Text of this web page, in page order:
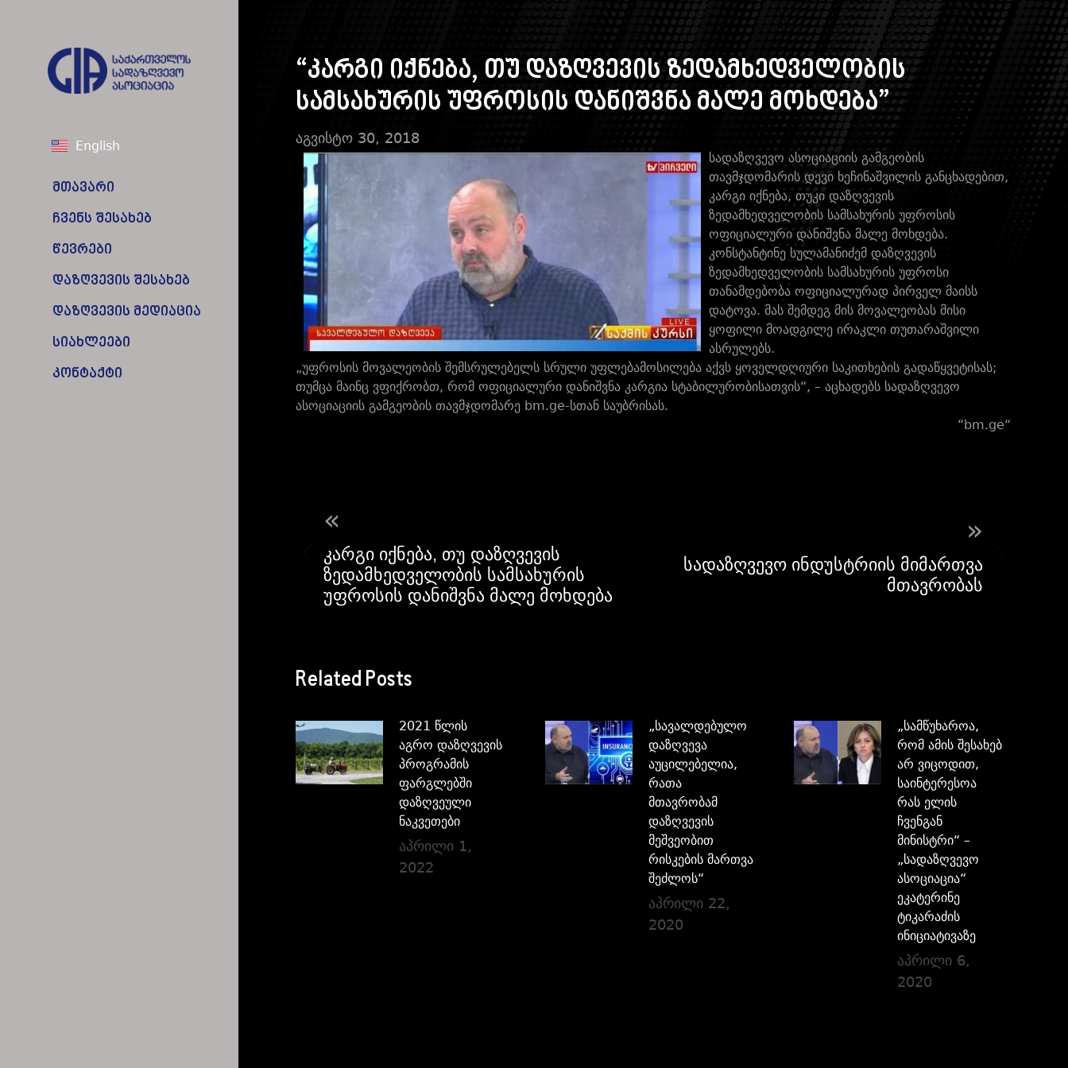
“კარგი იქნება, თუ დაზღვევის ზედამხედველობის
სამსახურის უფროსის დანიშვნა მალე მოხდება”
აგვისტო 30, 2018
სადაზღვევო ასოციაციის გამგეობის
თავმჯდომარის დევი ხეჩინაშვილის განცხადებით,
კარგი იქნება, თუკი დაზღვევის
ზედამხედველობის სამსახურის უფროსის
ოფიციალური დანიშვნა მალე მოხდება.
კონსტანტინე სულამანიძემ დაზღვევის
ზედამხედველობის სამსახურის უფროსი
თანამდებობა ოფიციალურად პირველ მაისს
დატოვა. მას შემდეგ მის მოვალეობას მისი
ყოფილი მოადგილე ირაკლი თუთარაშვილი
ასრულებს.
„უფროსის მოვალეობის შემსრულებელს სრული უფლებამოსილება აქვს ყოველდღიური საკითხების გადაწყვეტისას;
თუმცა მაინც ვფიქრობთ, რომ ოფიციალური დანიშვნა კარგია სტაბილურობისათვის“, – აცხადებს სადაზღვევო
ასოციაციის გამგეობის თავმჯდომარე bm.ge-სთან საუბრისას.
“bm.ge“
«
კარგი იქნება, თუ დაზღვევის
ზედამხედველობის სამსახურის
უფროსის დანიშვნა მალე მოხდება
»
სადაზღვევო ინდუსტრიის მიმართვა
მთავრობას
Related Posts
2021 წლის
აგრო დაზღვევის
პროგრამის
ფარგლებში
დაზღვეული
ნაკვეთები
აპრილი 1,
2022
„სავალდებულო
დაზღვევა
აუცილებელია,
რათა
მთავრობამ
დაზღვევის
მეშვეობით
რისკების მართვა
შეძლოს“
აპრილი 22,
2020
„სამწუხაროა,
რომ ამის შესახებ
არ ვიცოდით,
საინტერესოა
რას ელის
ჩვენგან
მინისტრი“ –
„სადაზღვევო
ასოციაცია“
ეკატერინე
ტიკარაძის
ინიციატივაზე
აპრილი 6,
2020
English
მთავარი
ჩვენს შესახებ
წევრები
დაზღვევის შესახებ
დაზღვევის მედიაცია
სიახლეები
კონტაქტი